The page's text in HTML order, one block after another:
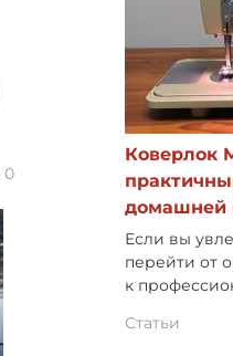
0
Коверлок
домашней
Если вы
перейти от
к
Статьи